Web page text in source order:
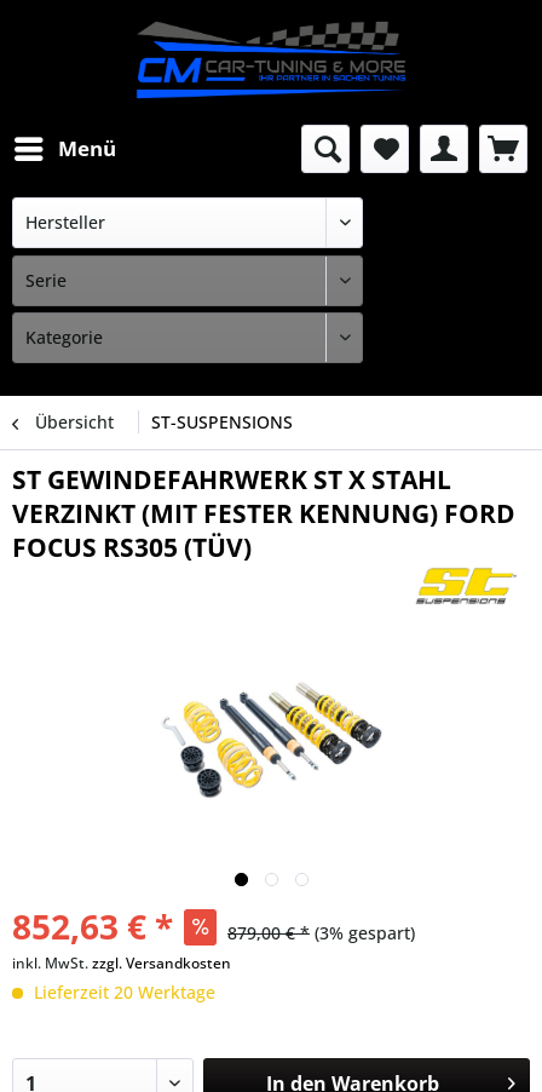
Menü
Übersicht ST-SUSPENSIONS
ST GEWINDEFAHRWERK ST X STAHL
VERZINKT (MIT FESTER KENNUNG) FORD
FOCUS RS305 (TÜV)
852,63 € * 879,00 € * (3% gespart)
inkl. MwSt.zzgl. Versandkosten
Lieferzeit 20 Werktage
In den Warenkorb